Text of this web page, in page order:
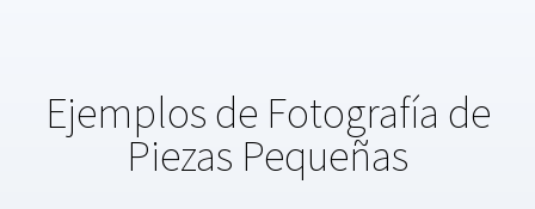
Ejemplos de Fotografía de
Piezas Pequeñas